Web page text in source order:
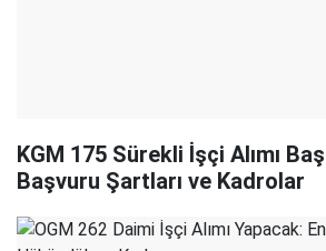
KGM 175 Sürekli İşçi Alımı
Başvuru Şartları ve Kadrolar